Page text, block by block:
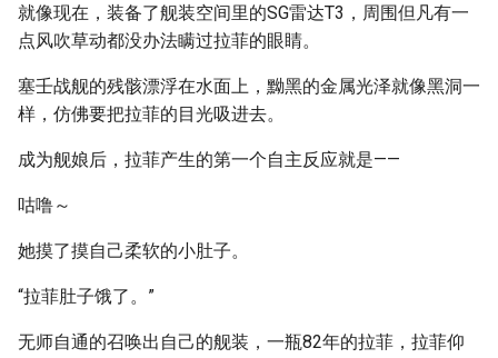
就像现在，装备了舰装空间里的SG雷达T3，周围但凡有一
点风吹草动都没办法瞒过拉菲的眼睛。
塞壬战舰的残骸漂浮在水面上，黝黑的金属光泽就像黑洞一
样，仿佛要把拉菲的目光吸进去。
成为舰娘后，拉菲产生的第一个自主反应就是——
咕噜～
她摸了摸自己柔软的小肚子。
“拉菲肚子饿了。”
无师自通的召唤出自己的舰装，一瓶82年的拉菲，拉菲仰